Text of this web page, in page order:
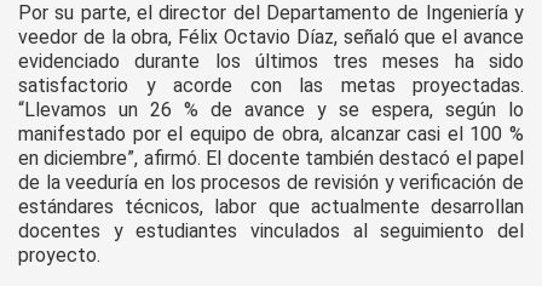
Por su parte, el director del Departamento de Ingeniería y
veedor de la obra, Félix Octavio Díaz, señaló que el avance
evidenciado durante los últimos tres meses ha sido
satisfactorio y acorde con las metas proyectadas.
“Llevamos un 26 % de avance y se espera, según lo
manifestado por el equipo de obra, alcanzar casi el 100 %
en diciembre”, afirmó. El docente también destacó el papel
de la veeduría en los procesos de revisión y verificación de
estándares técnicos, labor que actualmente desarrollan
docentes y estudiantes vinculados al seguimiento del
proyecto.